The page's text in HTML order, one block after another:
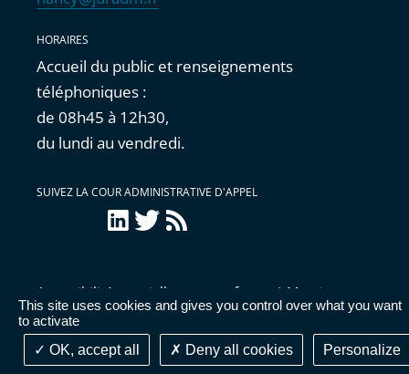
This site uses cookies and gives you control over what you want
to activate
OK, accept all
Deny all cookies Personalize
HORAIRES
Accueil du public et renseignements
téléphoniques :
de 08h45 à 12h30,
du lundi au vendredi.
SUIVEZ LA COUR ADMINISTRATIVE D'APPEL
LinkedInTwitter
Flux
RSS
Accessibilité : partiellement conforme | Mentions
légales
Données personnelles
Publications
administratives